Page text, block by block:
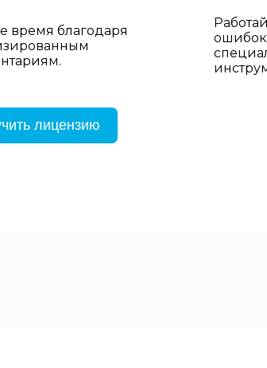
время благодаря
ошибок
лицензию